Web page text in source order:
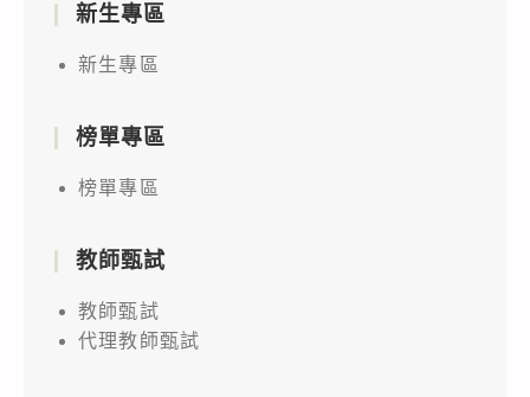
新生專區
新生專區
榜單專區
榜單專區
教師甄試
教師甄試
代理教師甄試